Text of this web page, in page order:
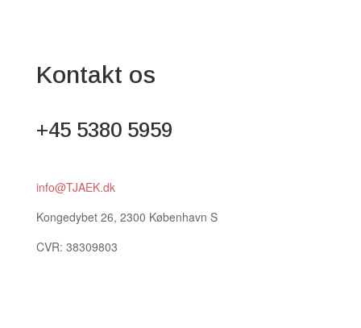
Kontakt os
+45 5380 5959
info@TJAEK.dk
Kongedybet 26, 2300 København S
CVR: 38309803